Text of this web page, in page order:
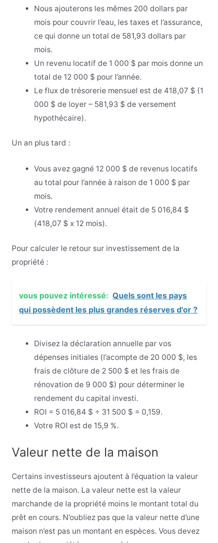
Nous ajouterons les mêmes 200 dollars par
mois pour couvrir l’eau, les taxes et l’assurance,
ce qui donne un total de 581,93 dollars par
mois.
Un revenu locatif de 1 000 $ par mois donne un
total de 12 000 $ pour l’année.
Le flux de trésorerie mensuel est de 418,07 $ (1
000 $ de loyer – 581,93 $ de versement
hypothécaire).
Un an plus tard :
Vous avez gagné 12 000 $ de revenus locatifs
au total pour l’année à raison de 1 000 $ par
mois.
Votre rendement annuel était de 5 016,84 $
(418,07 $ x 12 mois).
Pour calculer le retour sur investissement de la
propriété :
vous pouvez intéressé: Quels sont les pays
qui possèdent les plus grandes réserves d'or ?
Divisez la déclaration annuelle par vos
dépenses initiales (l’acompte de 20 000 $, les
frais de clôture de 2 500 $ et les frais de
rénovation de 9 000 $) pour déterminer le
rendement du capital investi.
ROI = 5 016,84 $ ÷ 31 500 $ = 0,159.
Votre ROI est de 15,9 %.
Valeur nette de la maison
Certains investisseurs ajoutent à l’équation la valeur
nette de la maison. La valeur nette est la valeur
marchande de la propriété moins le montant total du
prêt en cours. N’oubliez pas que la valeur nette d’une
maison n’est pas un montant en espèces. Vous devez